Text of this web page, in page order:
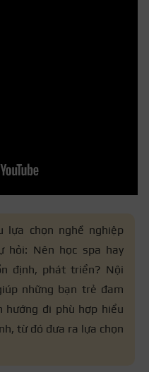
lựa chọn nghề nghiệp
hỏi: Nên học spa hay
định, phát triển? Nội
những bạn trẻ đam
hướng đi phù hợp hiểu
từ đó đưa ra lựa chọn